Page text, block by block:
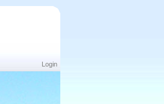
Login